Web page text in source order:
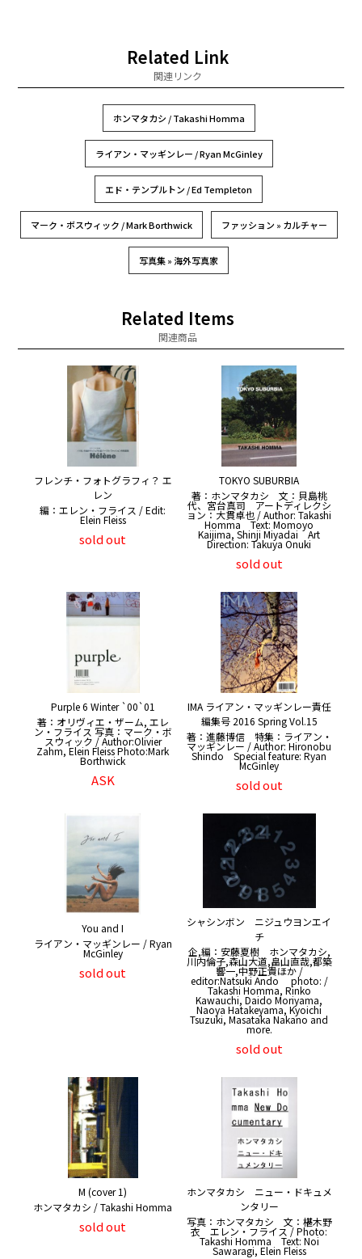
Related Link
関連リンク
ホンマタカシ / Takashi Homma
ライアン・マッギンレー / Ryan McGinley
エド・テンプルトン / Ed Templeton
マーク・ボスウィック / Mark Borthwick ファッション » カルチャー
写真集 » 海外写真家
Related Items
関連商品
フレンチ・フォトグラフィ？ エ
レン
編：エレン・フライス / Edit:
Elein Fleiss
sold out
TOKYO SUBURBIA
著：ホンマタカシ 文：貝島桃
代、宮台真司 アートディレクシ
ョン：大貫卓也 / Author: Takashi
Homma Text: Momoyo
Kaijima, Shinji Miyadai Art
Direction: Takuya Onuki
sold out
Purple 6 Winter `00`01
著：オリヴィエ・ザーム, エレ
ン・フライス 写真：マーク・ボ
スウィック / Author:Olivier
Zahm, Elein Fleiss Photo:Mark
Borthwick
ASK
IMA ライアン・マッギンレー責任
編集号 2016 Spring Vol.15
著：進藤博信 特集：ライアン・
マッギンレー / Author: Hironobu
Shindo Special feature: Ryan
McGinley
sold out
You and I
ライアン・マッギンレー / Ryan
McGinley
sold out
シャシンボン ニジュウヨンエイ
チ
企,編：安藤夏樹 ホンマタカシ,
川内倫子,森山大道,畠山直哉,都築
響一,中野正貴ほか /
editor:Natsuki Ando photo: /
Takashi Homma, Rinko
Kawauchi, Daido Moriyama,
Naoya Hatakeyama, Kyoichi
Tsuzuki, Masataka Nakano and
more.
sold out
M (cover 1)
ホンマタカシ / Takashi Homma
sold out
ホンマタカシ ニュー・ドキュメ
ンタリー
写真：ホンマタカシ 文：椹木野
衣 エレン・フライス / Photo:
Takashi Homma Text: Noi
Sawaragi, Elein Fleiss